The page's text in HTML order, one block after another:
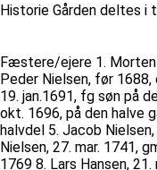
Historie Gården deltes i
Fæstere/ejere 1. Morten
Peder Nielsen, før
19. jan.1691, fg søn på
okt. 1696, på den halve
halvdel 5. Jacob
Nielsen, 27. mar. 1741,
1769 8. Lars Hansen,